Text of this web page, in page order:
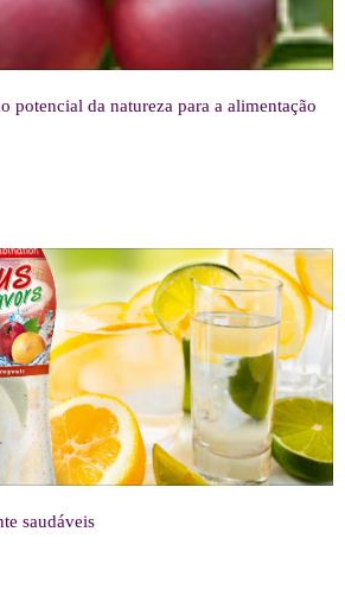
potencial da natureza para a alimentação
saudáveis